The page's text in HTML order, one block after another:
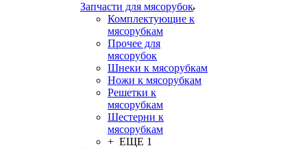
Запчасти для мясорубок
Комплектующие к
мясорубкам
Прочее для
мясорубок
Шнеки к мясорубкам
Ножи к мясорубкам
Решетки к
мясорубкам
Шестерни к
мясорубкам
+ ЕЩЕ 1